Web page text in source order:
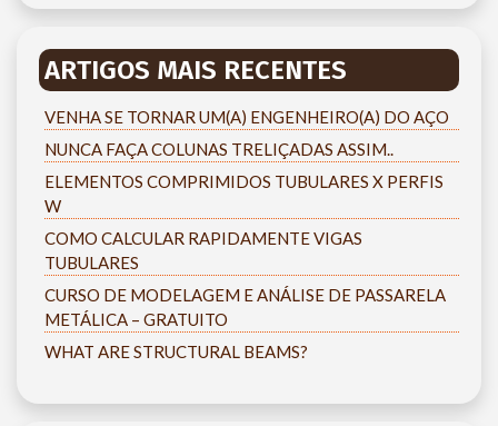
ARTIGOS MAIS RECENTES
VENHA SE TORNAR UM(A) ENGENHEIRO(A) DO AÇO
NUNCA FAÇA COLUNAS TRELIÇADAS ASSIM..
ELEMENTOS COMPRIMIDOS TUBULARES X PERFIS
W
COMO CALCULAR RAPIDAMENTE VIGAS
TUBULARES
CURSO DE MODELAGEM E ANÁLISE DE PASSARELA
METÁLICA – GRATUITO
WHAT ARE STRUCTURAL BEAMS?